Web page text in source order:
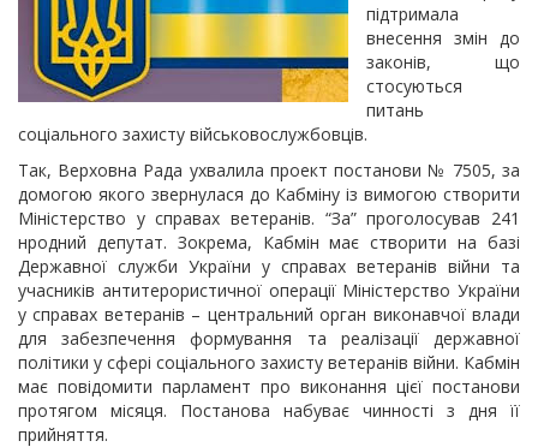
підтримала
внесення змін до
законів, що
стосуються
питань
соціального захисту військовослужбовців.
Так, Верховна Рада ухвалила проект постанови № 7505, за
домогою якого звернулася до Кабміну із вимогою створити
Міністерство у справах ветеранів. “За” проголосував 241
нродний депутат. Зокрема, Кабмін має створити на базі
Державної служби України у справах ветеранів війни та
учасників антитерористичної операції Міністерство України
у справах ветеранів – центральний орган виконавчої влади
для забезпечення формування та реалізації державної
політики у сфері соціального захисту ветеранів війни. Кабмін
має повідомити парламент про виконання цієї постанови
протягом місяця. Постанова набуває чинності з дня її
прийняття.